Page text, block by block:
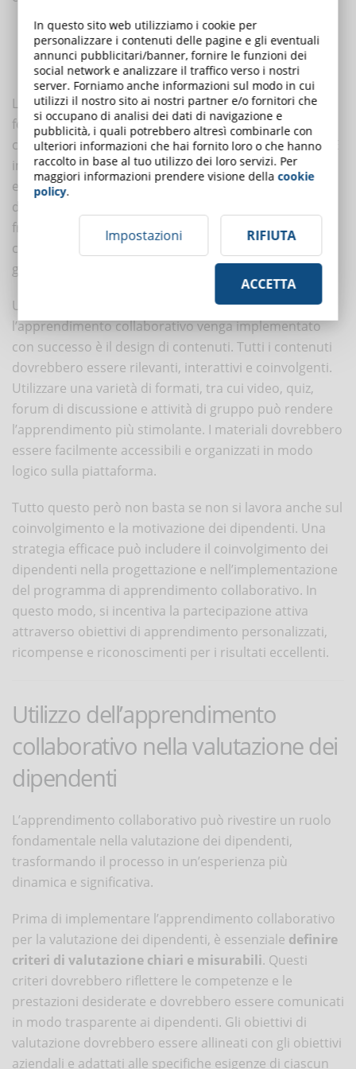
Scegliere una piattaforma eLearning e degli strumenti ottimali
Adottare un design dei contenuti efficace e intuitivo
Favorire il coinvolgimento e la motivazione dei dipendenti
La scelta della piattaforma e degli strumenti giusti è
fondamentale per il successo dell’apprendimento
collaborativo. Esistono numerose opzioni disponibili. È
importante selezionare strumenti che soddisfino le
esigenze specifiche dell’organizzazione e dei
dipendenti. La piattaforma dovrebbe essere user-
friendly, flessibile e in grado di supportare la
condivisione di contenuti, la comunicazione e la
gestione delle prestazioni.
Un altro elemento cruciale per fare in modo che
l’apprendimento collaborativo venga implementato
con successo è il design di contenuti. Tutti i contenuti
dovrebbero essere rilevanti, interattivi e coinvolgenti.
Utilizzare una varietà di formati, tra cui video, quiz,
forum di discussione e attività di gruppo può rendere
l’apprendimento più stimolante. I materiali dovrebbero
essere facilmente accessibili e organizzati in modo
logico sulla piattaforma.
Tutto questo però non basta se non si lavora anche sul
coinvolgimento e la motivazione dei dipendenti. Una
strategia efficace può includere il coinvolgimento dei
dipendenti nella progettazione e nell’implementazione
del programma di apprendimento collaborativo. In
questo modo, si incentiva la partecipazione attiva
attraverso obiettivi di apprendimento personalizzati,
ricompense e riconoscimenti per i risultati eccellenti.
Utilizzo dell’apprendimento
collaborativo nella valutazione dei
dipendenti
L’apprendimento collaborativo può rivestire un ruolo
fondamentale nella valutazione dei dipendenti,
trasformando il processo in un’esperienza più
dinamica e significativa.
Prima di implementare l’apprendimento collaborativo
per la valutazione dei dipendenti, è essenziale definire
criteri di valutazione chiari e misurabili. Questi
criteri dovrebbero riflettere le competenze e le
prestazioni desiderate e dovrebbero essere comunicati
in modo trasparente ai dipendenti. Gli obiettivi di
valutazione dovrebbero essere allineati con gli obiettivi
aziendali e adattati alle specifiche esigenze di ciascun
In questo sito web utilizziamo i cookie per
personalizzare i contenuti delle pagine e gli eventuali
annunci pubblicitari/banner, fornire le funzioni dei
social network e analizzare il traffico verso i nostri
server. Forniamo anche informazioni sul modo in cui
utilizzi il nostro sito ai nostri partner e/o fornitori che
si occupano di analisi dei dati di navigazione e
pubblicità, i quali potrebbero altresì combinarle con
ulteriori informazioni che hai fornito loro o che hanno
raccolto in base al tuo utilizzo dei loro servizi. Per
maggiori informazioni prendere visione dellacookie
policy.
Impostazioni RIFIUTA
ACCETTA